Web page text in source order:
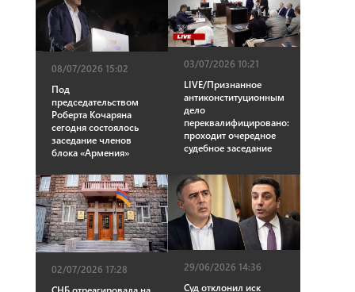
08/07/2026 15:02
Под
председательством
Роберта Кочаряна
сегодня состоялось
заседание членов
блока «Армения»
03/07/2026 10:21
LIVE/Признанное
антиконституционным
дело
переквалифицировано:
проходит очередное
судебное заседание
02/07/2026 17:28
29/06/2026 14:36
Суд отклонил иск